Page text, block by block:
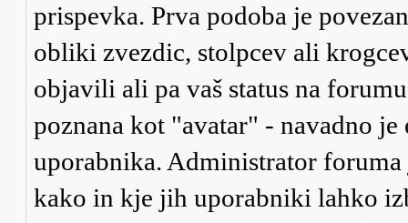
prispevka. Prva podoba je
obliki zvezdic, stolpcev ali
objavili ali pa vaš status na
poznana kot "avatar" - navadno je
uporabnika. Administrator
kako in kje jih uporabniki lahko